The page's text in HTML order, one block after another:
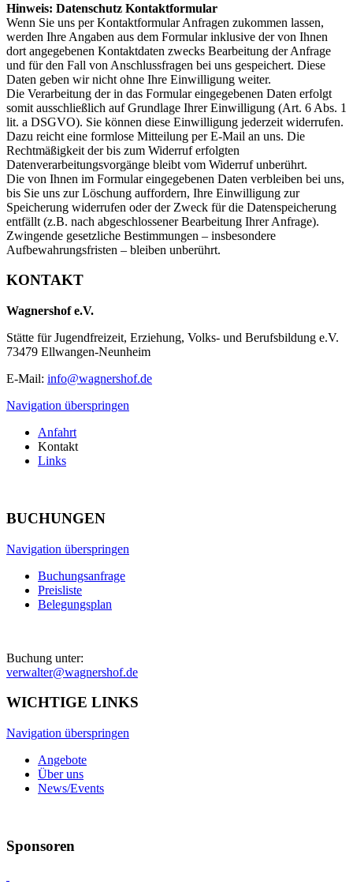
Hinweis: Datenschutz Kontaktformular
Wenn Sie uns per Kontaktformular Anfragen zukommen lassen,
werden Ihre Angaben aus dem Formular inklusive der von Ihnen
dort angegebenen Kontaktdaten zwecks Bearbeitung der Anfrage
und für den Fall von Anschlussfragen bei uns gespeichert. Diese
Daten geben wir nicht ohne Ihre Einwilligung weiter.
Die Verarbeitung der in das Formular eingegebenen Daten erfolgt
somit ausschließlich auf Grundlage Ihrer Einwilligung (Art. 6 Abs. 1
lit. a DSGVO). Sie können diese Einwilligung jederzeit widerrufen.
Dazu reicht eine formlose Mitteilung per E-Mail an uns. Die
Rechtmäßigkeit der bis zum Widerruf erfolgten
Datenverarbeitungsvorgänge bleibt vom Widerruf unberührt.
Die von Ihnen im Formular eingegebenen Daten verbleiben bei uns,
bis Sie uns zur Löschung auffordern, Ihre Einwilligung zur
Speicherung widerrufen oder der Zweck für die Datenspeicherung
entfällt (z.B. nach abgeschlossener Bearbeitung Ihrer Anfrage).
Zwingende gesetzliche Bestimmungen – insbesondere
Aufbewahrungsfristen – bleiben unberührt.
KONTAKT
Wagnershof e.V.
Stätte für Jugendfreizeit, Erziehung, Volks- und Berufsbildung e.V.
73479 Ellwangen-Neunheim
E-Mail: info@wagnershof.de
Navigation überspringen
Anfahrt
Kontakt
Links
BUCHUNGEN
Navigation überspringen
Buchungsanfrage
Preisliste
Belegungsplan
Buchung unter:
verwalter@wagnershof.de
WICHTIGE LINKS
Navigation überspringen
Angebote
Über uns
News/Events
Sponsoren